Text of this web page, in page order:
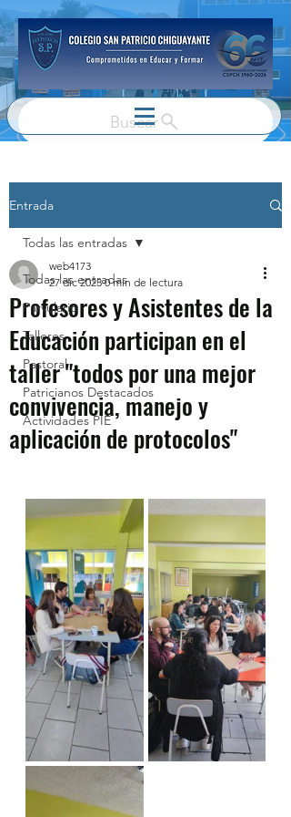
Buscar
Entrada
Todas las entradas
Parvulario
Talleres
Pastoral
Patricianos Destacados
Actividades PIE
Todas las entradas
Profesores y Asistentes de la
Educación participan en el
taller "todos por una mejor
convivencia, manejo y
aplicación de protocolos"
web4173
27 dic 2023 0 min de lectura